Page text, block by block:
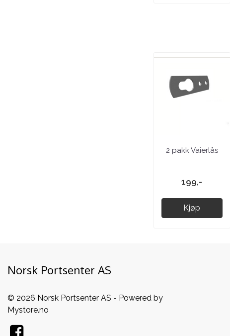
2 pakk Vaierlås
199,-
Kjøp
Norsk Portsenter AS
© 2026 Norsk Portsenter AS - Powered by
Mystore.no